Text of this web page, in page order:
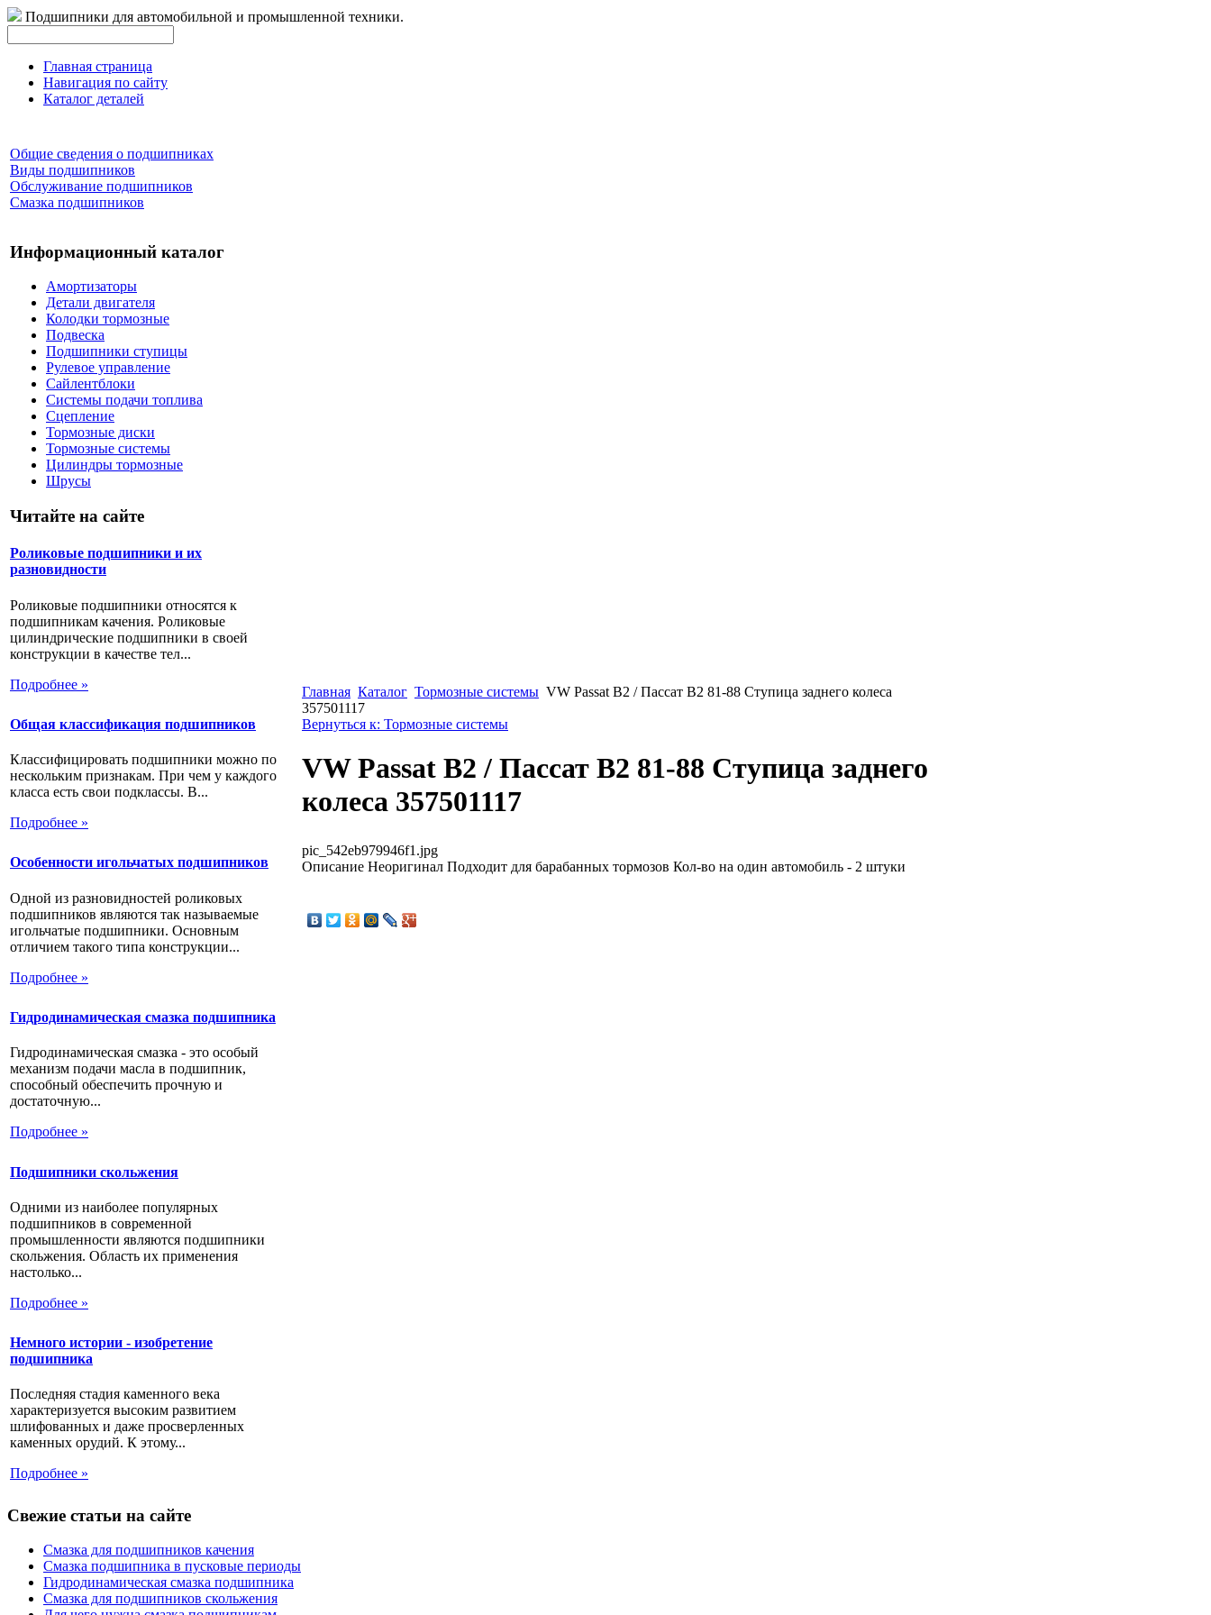
Подшипники для автомобильной и промышленной техники.
Главная страница
Навигация по сайту
Каталог деталей
Общие сведения о подшипниках
Виды подшипников
Обслуживание подшипников
Смазка подшипников
Информационный каталог
Амортизаторы
Детали двигателя
Колодки тормозные
Подвеска
Подшипники ступицы
Рулевое управление
Сайлентблоки
Системы подачи топлива
Сцепление
Тормозные диски
Тормозные системы
Цилиндры тормозные
Шрусы
Читайте на сайте
Роликовые подшипники и их
разновидности
Роликовые подшипники относятся к
подшипникам качения. Роликовые
цилиндрические подшипники в своей
конструкции в качестве тел...
Подробнее »
Общая классификация подшипников
Классифицировать подшипники можно по
нескольким признакам. При чем у каждого
класса есть свои подклассы. В...
Подробнее »
Особенности игольчатых подшипников
Одной из разновидностей роликовых
подшипников являются так называемые
игольчатые подшипники. Основным
отличием такого типа конструкции...
Подробнее »
Гидродинамическая смазка подшипника
Гидродинамическая смазка - это особый
механизм подачи масла в подшипник,
способный обеспечить прочную и
достаточную...
Подробнее »
Подшипники скольжения
Одними из наиболее популярных
подшипников в современной
промышленности являются подшипники
скольжения. Область их применения
настолько...
Подробнее »
Немного истории - изобретение
подшипника
Последняя стадия каменного века
характеризуется высоким развитием
шлифованных и даже просверленных
каменных орудий. К этому...
Подробнее »
Главная Каталог Тормозные системы VW Passat B2 / Пассат В2 81-88 Ступица заднего колеса
357501117
Вернуться к: Тормозные системы
VW Passat B2 / Пассат В2 81-88 Ступица заднего
колеса 357501117
pic_542eb979946f1.jpg
Описание Неоригинал Подходит для барабанных тормозов Кол-во на один автомобиль - 2 штуки
Свежие статьи на сайте
Смазка для подшипников качения
Смазка подшипника в пусковые периоды
Гидродинамическая смазка подшипника
Смазка для подшипников скольжения